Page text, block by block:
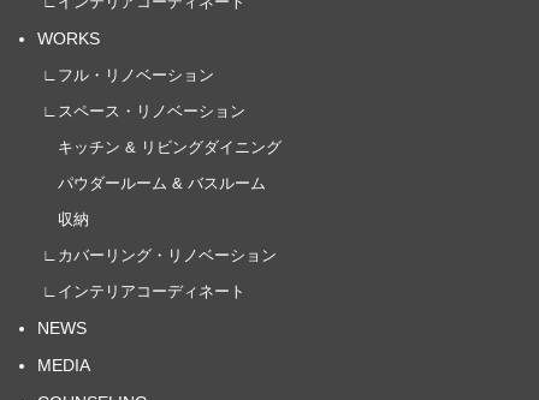
WORKS
∟フル・リノベーション
∟スペース・リノベーション
キッチン & リビングダイニング
パウダールーム & バスルーム
収納
∟カバーリング・リノベーション
∟インテリアコーディネート
NEWS
MEDIA